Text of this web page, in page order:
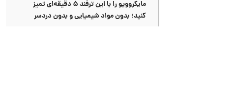
مایکروویو را با این ترفند ۵ دقیقه‌ای تمیز
کنید؛ بدون مواد شیمیایی و بدون دردسر